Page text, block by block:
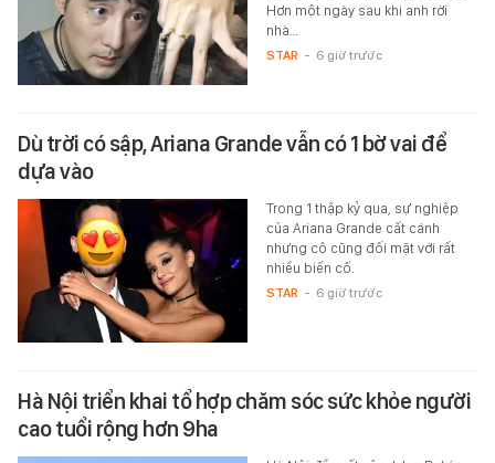
Hơn một ngày sau khi anh rời
nhà…
STAR - 6 giờ trước
Dù trời có sập, Ariana Grande vẫn có 1 bờ vai để
dựa vào
Trong 1 thập kỷ qua, sự nghiệp
của Ariana Grande cất cánh
nhưng cô cũng đối mặt với rất
nhiều biến cố.
STAR - 6 giờ trước
Hà Nội triển khai tổ hợp chăm sóc sức khỏe người
cao tuổi rộng hơn 9ha